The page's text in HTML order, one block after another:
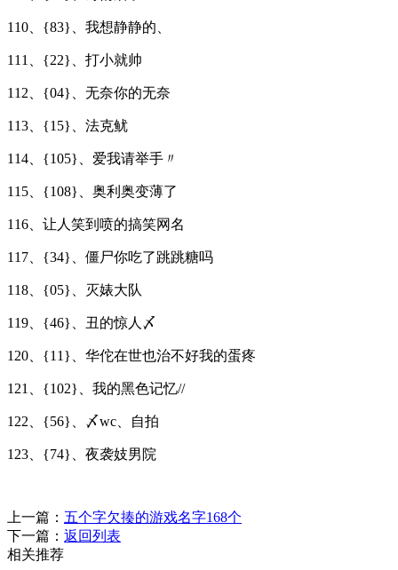
110、{83}、我想静静的、
111、{22}、打小就帅
112、{04}、无奈你的无奈
113、{15}、法克鱿
114、{105}、爱我请举手〃
115、{108}、奥利奥变薄了
116、让人笑到喷的搞笑网名
117、{34}、僵尸你吃了跳跳糖吗
118、{05}、灭婊大队
119、{46}、丑的惊人〆
120、{11}、华佗在世也治不好我的蛋疼
121、{102}、我的黑色记忆//
122、{56}、〆wc、自拍ゝ
123、{74}、夜袭妓男院
上一篇： 五个字欠揍的游戏名字168个
下一篇： 返回列表
相关推荐